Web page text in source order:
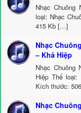
Nhạc Chuông
loại: Nhạc
415 Kb […]
Nhạc
– Khả Hiệp
Nhạc Chuông
Hiệp Thể
Kích thước:
Nhạc